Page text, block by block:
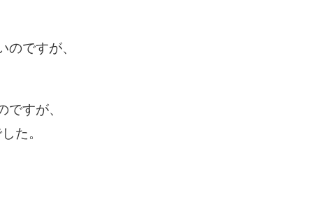
ですが、
すが、
た。